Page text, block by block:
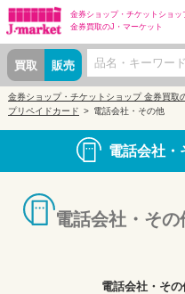
金券ショップ・ チケットショッ
金券買取のJ・マーケット
買取 販売
金券ショップ・チケットショップ 金券買取
プリペイドカード
電話会社・その他
電話会社・
電話会社・そ
電話会社・そ